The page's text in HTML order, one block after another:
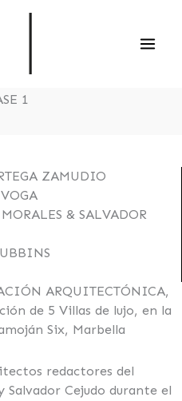
1
ZAMUDIO
& SALVADOR
ARQUITECTÓNICA,
de 5 Villas de lujo, en la
Six, Marbella
redactores del
Cejudo durante el